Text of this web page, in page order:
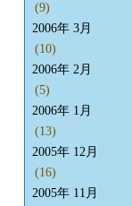
(9)
2006年 3月
(10)
2006年 2月
(5)
2006年 1月
(13)
2005年 12月
(16)
2005年 11月